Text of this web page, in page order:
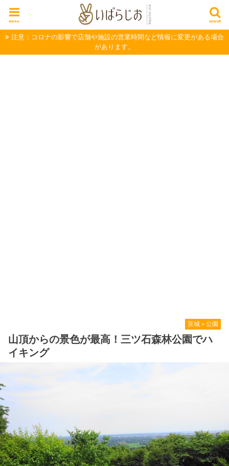
search
menu
注意：コロナの影響で店舗や施設の営業時間など情報に変更がある場合
があります。
茨城＞公園
山頂からの景色が最高！三ツ石森林公園でハ
イキング